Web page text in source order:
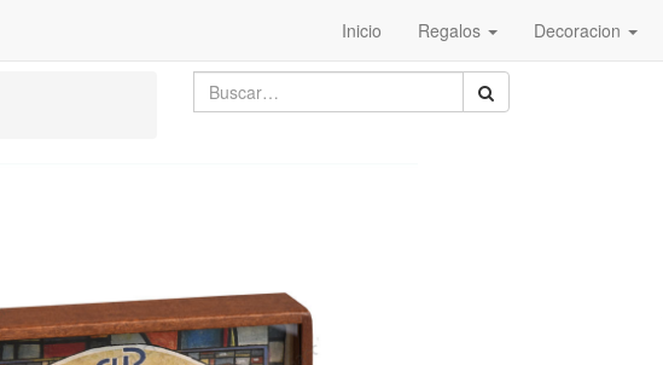
Inicio Regalos Decoracion